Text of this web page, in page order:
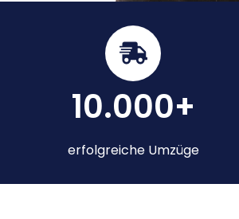
10.000+
erfolgreiche Umzüge